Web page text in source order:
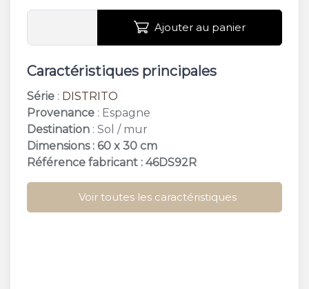
Ajouter au panier
Caractéristiques principales
Série : DISTRITO
Provenance : Espagne
Destination : Sol / mur
Dimensions : 60 x 30 cm
Référence fabricant : 46DS92R
Voir toutes les caractéristiques